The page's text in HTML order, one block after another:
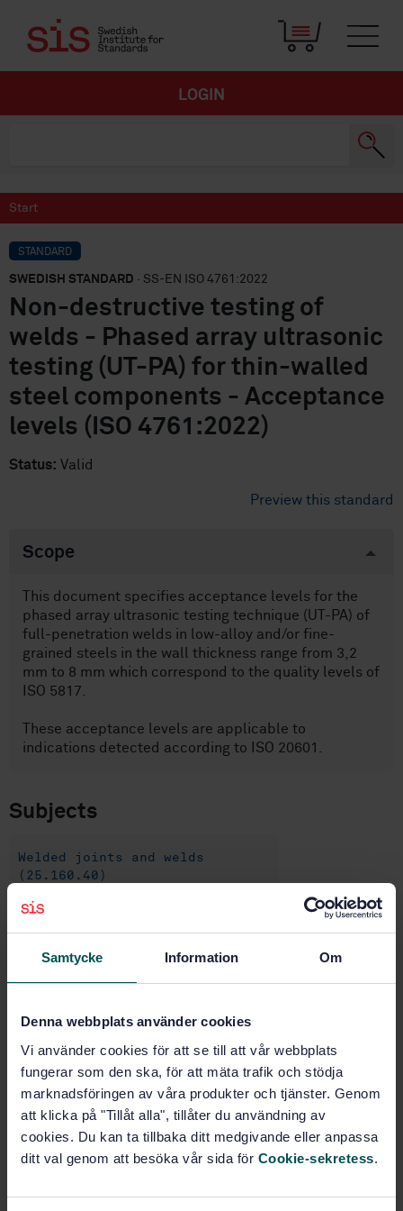
Samtycke Information Om
Denna webbplats använder cookies
Vi använder cookies för att se till att vår webbplats
fungerar som den ska, för att mäta trafik och stödja
marknadsföringen av våra produkter och tjänster. Genom
att klicka på "Tillåt alla", tillåter du användning av
cookies. Du kan ta tillbaka ditt medgivande eller anpassa
ditt val genom att besöka vår sida för Cookie-sekretess.
LOGIN
Start
STANDARD
SWEDISH STANDARD · SS-EN ISO 4761:2022
Non-destructive testing of
welds - Phased array ultrasonic
testing (UT-PA) for thin-walled
steel components - Acceptance
levels (ISO 4761:2022)
Status: Valid
Preview this standard
Scope
This document specifies acceptance levels for the
phased array ultrasonic testing technique (UT-PA) of
full-penetration welds in low-alloy and/or fine-
grained steels in the wall thickness range from 3,2
mm to 8 mm which correspond to the quality levels of
ISO 5817.
These acceptance levels are applicable to
indications detected according to ISO 20601.
Subjects
Welded joints and welds
(25.160.40)
STANDARD
SWEDISH STANDARD · SS-EN ISO 4761:2022
ultrasonic testing (UT-PA) for thin-walled steel
components - Acceptance levels (ISO 4761:2022)
Subscribe on standards - Read more
Price:789 SEK